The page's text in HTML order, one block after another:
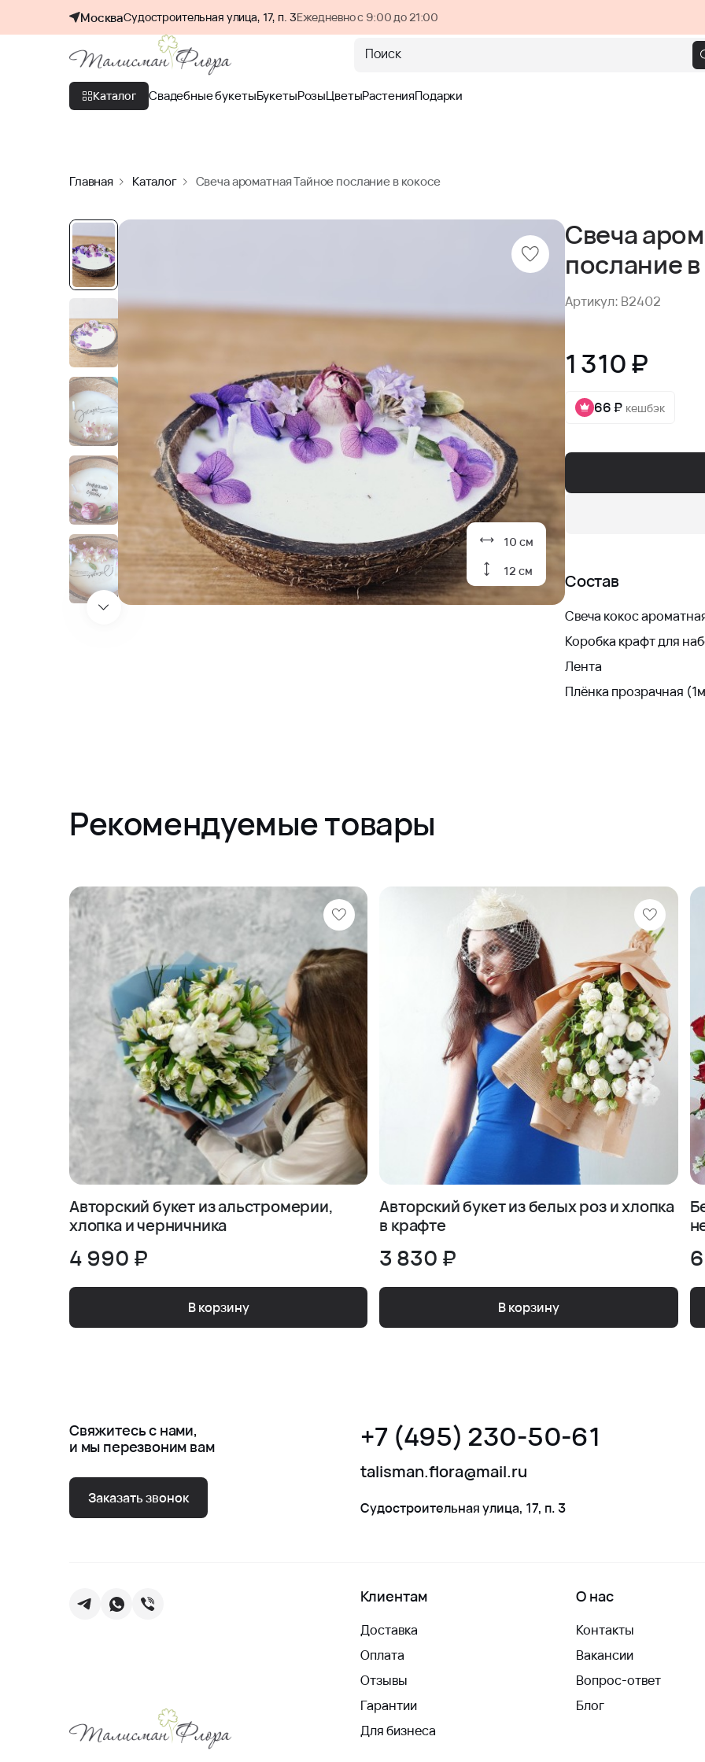
МоскваСудостроительная улица, 17, п. 3Ежедневно с 9:00 до 21:00
Поиск
Каталог Свадебные букетыБукетыРозыЦветыРастенияПодарки
Главная Каталог Свеча ароматная Тайное послание в кокосе
10 см
12 см
Свеча
послание
Артикул: B2402
1 310 ₽
66 ₽ кешбэк
Состав
Свеча кокос
Коробка крафт для
Лента
Плёнка прозрачная
Рекомендуемые товары
Авторский букет из альстромерии,
хлопка и черничника
4 990 ₽
В корзину
Авторский букет из белых роз и хлопка
в крафте
3 830 ₽
В корзину
Свяжитесь с нами,
и мы перезвоним вам
Заказать звонок
+7 (495) 230-50-61
talisman.flora@mail.ru
Судостроительная улица, 17, п. 3
Клиентам
Доставка
Оплата
Отзывы
Гарантии
Для бизнеса
О нас
Контакты
Вакансии
Вопрос-ответ
Блог